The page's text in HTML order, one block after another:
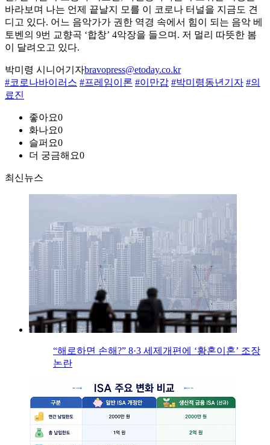
바라보며 나는 언제 끝날지 모를 이 코로나 터널을 지금도 견
디고 있다. 어느 음악가가 권한 역경 속에서 힘이 되는 음악 베
토벤의 9번 교향곡 ‘합창’ 4악장을 들으며. 저 멀리 따뜻한 봄
이 달려오고 있다.
박미령 시니어기자bravopress@etoday.co.kr
#코로나바이러스 #프레임이론 #이만갑 #박미령동년기자 #의
료진
좋아요0
화나요0
슬퍼요0
더 궁금해요0
최신뉴스
“해로하면 손해?” 8·3 세제개편에 ‘황혼이혼’ 조장
논란